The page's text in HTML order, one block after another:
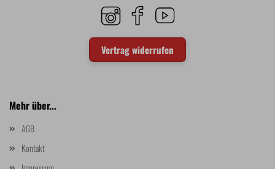
Vertrag widerrufen
Mehr über...
AGB
Kontakt